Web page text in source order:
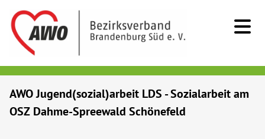
Senioren
AWO Jugend(sozial)arbeit LDS - Sozialarbeit am
OSZ Dahme-Spreewald Schönefeld